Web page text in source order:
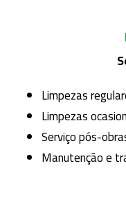
Limpezas
Limpezas
Serviço pós-
Manutenção e